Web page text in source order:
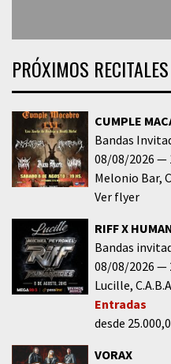
PRÓXIMOS
CUMPLE
Bandas
08/08/2026
Melonio Bar
Ver flyer
RIFF X
Bandas
08/08/2026
Lucille
Entradas
desde
VORAX